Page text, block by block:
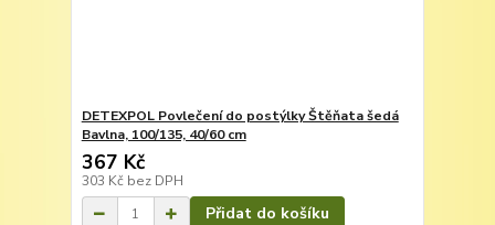
DETEXPOL Povlečení do postýlky Štěňata šedá
Bavlna, 100/135, 40/60 cm
367 Kč
303 Kč bez DPH
Přidat do košíku